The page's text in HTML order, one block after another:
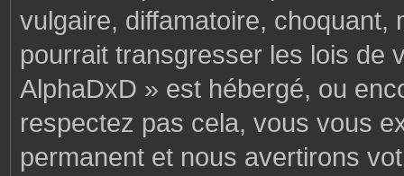
vulgaire, diffamatoire, choquant,
pourrait transgresser les lois de
AlphaDxD » est hébergé, ou
respectez pas cela, vous vous
permanent et nous avertirons